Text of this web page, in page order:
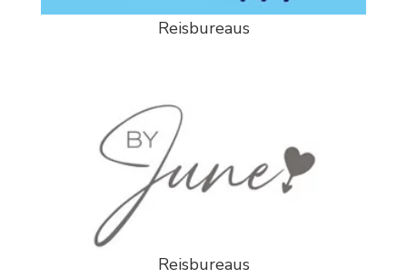
Reisbureaus
Reisbureaus